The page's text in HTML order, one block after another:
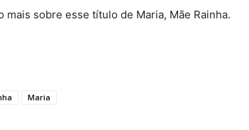
sobre esse título de Maria, Mãe Rainha.
Maria